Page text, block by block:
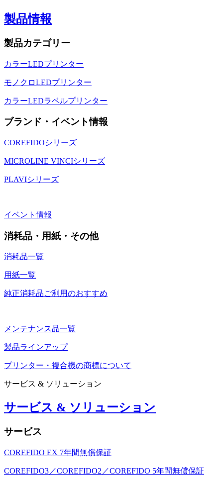
製品情報
製品カテゴリー
カラーLEDプリンター
モノクロLEDプリンター
カラーLEDラベルプリンター
ブランド・イベント情報
COREFIDOシリーズ
MICROLINE VINCIシリーズ
PLAVIシリーズ
イベント情報
消耗品・用紙・その他
消耗品一覧
用紙一覧
純正消耗品ご利用のおすすめ
メンテナンス品一覧
製品ラインアップ
プリンター・複合機の商標について
サービス & ソリューション
サービス & ソリューション
サービス
COREFIDO EX 7年間無償保証
COREFIDO3／COREFIDO2／COREFIDO 5年間無償保証